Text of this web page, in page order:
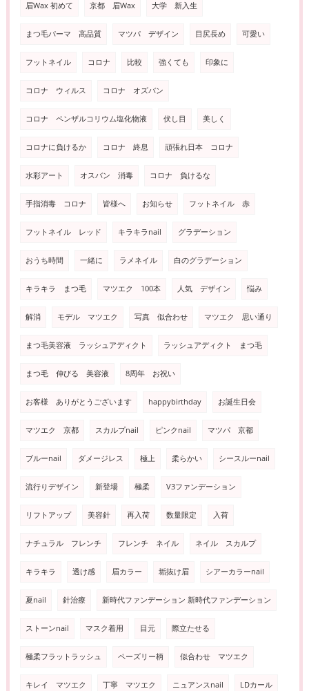
眉Wax 初めて 京都 眉Wax 大学 新入生
まつ毛パーマ 高品質 マツパ デザイン 目尻長め 可愛い
フットネイル コロナ 比較 強くても 印象に
コロナ ウィルス コロナ オズバン
コロナ ペンザルコリウム塩化物液 伏し目 美しく
コロナに負けるか コロナ 終息 頑張れ日本 コロナ
水彩アート オスバン 消毒 コロナ 負けるな
手指消毒 コロナ 皆様へ お知らせ フットネイル 赤
フットネイル レッド キラキラnail グラデーション
おうち時間 一緒に ラメネイル 白のグラデーション
キラキラ まつ毛 マツエク 100本 人気 デザイン 悩み
解消 モデル マツエク 写真 似合わせ マツエク 思い通り
まつ毛美容液 ラッシュアディクト ラッシュアディクト まつ毛
まつ毛 伸びる 美容液 8周年 お祝い
お客様 ありがとうございます happybirthday お誕生日会
マツエク 京都 スカルプnail ピンクnail マツパ 京都
ブルーnail ダメージレス 極上 柔らかい シースルーnail
流行りデザイン 新登場 極柔 V3ファンデーション
リフトアップ 美容針 再入荷 数量限定 入荷
ナチュラル フレンチ フレンチ ネイル ネイル スカルプ
キラキラ 透け感 眉カラー 垢抜け眉 シアーカラーnail
夏nail 針治療 新時代ファンデーション 新時代ファンデーション
ストーンnail マスク着用 目元 際立たせる
極柔フラットラッシュ ペーズリー柄 似合わせ マツエク
キレイ マツエク 丁寧 マツエク ニュアンスnail LDカール